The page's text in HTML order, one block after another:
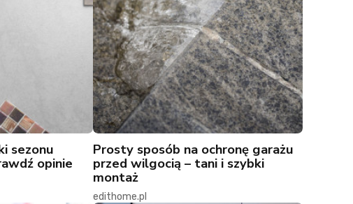
sezonu
opinie
Prosty sposób na ochronę garażu
przed wilgocią – tani i szybki
montaż
edithome.pl